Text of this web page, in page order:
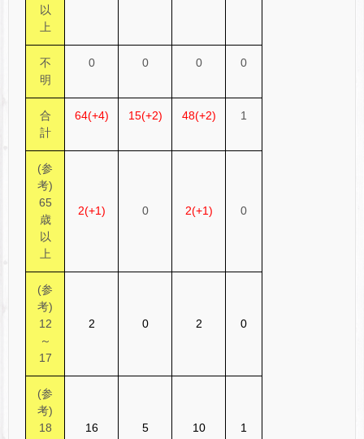
以
上
不
明
0 0 0 0
合
計
64(+4) 15(+2) 48(+2) 1
(参
考)
65
歳
以
上
2(+1) 0 2(+1) 0
(参
考)
12
～
17
2 0 2 0
(参
考)
18
16 5 10 1